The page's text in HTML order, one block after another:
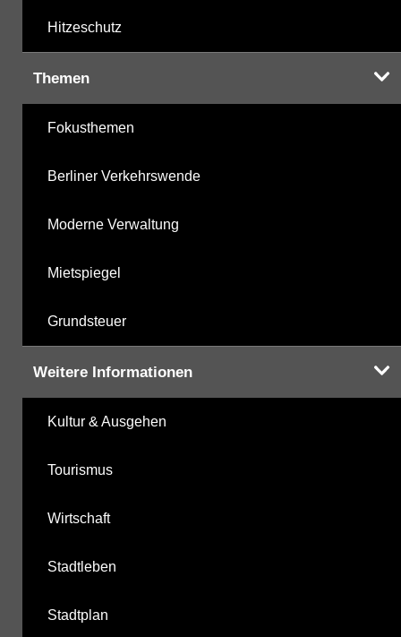
Hitzeschutz
Themen
Fokusthemen
Berliner Verkehrswende
Moderne Verwaltung
Mietspiegel
Grundsteuer
Weitere Informationen
Kultur & Ausgehen
Tourismus
Wirtschaft
Stadtleben
Stadtplan